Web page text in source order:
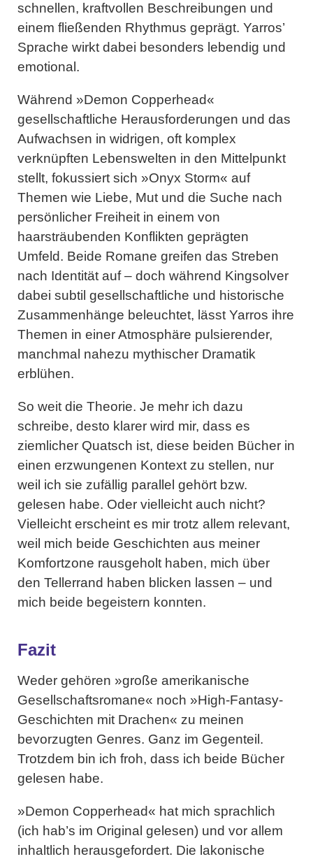
schnellen, kraftvollen Beschreibungen und
einem fließenden Rhythmus geprägt. Yarros’
Sprache wirkt dabei besonders lebendig und
emotional.
Während »Demon Copperhead«
gesellschaftliche Herausforderungen und das
Aufwachsen in widrigen, oft komplex
verknüpften Lebenswelten in den Mittelpunkt
stellt, fokussiert sich »Onyx Storm« auf
Themen wie Liebe, Mut und die Suche nach
persönlicher Freiheit in einem von
haarsträubenden Konflikten geprägten
Umfeld. Beide Romane greifen das Streben
nach Identität auf – doch während Kingsolver
dabei subtil gesellschaftliche und historische
Zusammenhänge beleuchtet, lässt Yarros ihre
Themen in einer Atmosphäre pulsierender,
manchmal nahezu mythischer Dramatik
erblühen.
So weit die Theorie. Je mehr ich dazu
schreibe, desto klarer wird mir, dass es
ziemlicher Quatsch ist, diese beiden Bücher in
einen erzwungenen Kontext zu stellen, nur
weil ich sie zufällig parallel gehört bzw.
gelesen habe. Oder vielleicht auch nicht?
Vielleicht erscheint es mir trotz allem relevant,
weil mich beide Geschichten aus meiner
Komfortzone rausgeholt haben, mich über
den Tellerrand haben blicken lassen – und
mich beide begeistern konnten.
Fazit
Weder gehören »große amerikanische
Gesellschaftsromane« noch »High-Fantasy-
Geschichten mit Drachen« zu meinen
bevorzugten Genres. Ganz im Gegenteil.
Trotzdem bin ich froh, dass ich beide Bücher
gelesen habe.
»Demon Copperhead« hat mich sprachlich
(ich hab’s im Original gelesen) und vor allem
inhaltlich herausgefordert. Die lakonische